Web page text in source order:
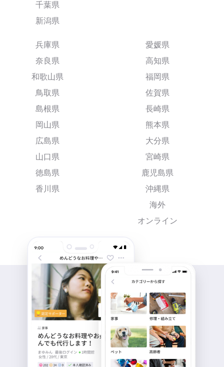
千葉県
新潟県
兵庫県
奈良県
和歌山県
鳥取県
島根県
岡山県
広島県
山口県
徳島県
香川県
愛媛県
高知県
福岡県
佐賀県
長崎県
熊本県
大分県
宮崎県
鹿児島県
沖縄県
海外
オンライン